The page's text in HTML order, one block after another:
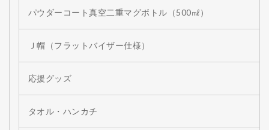
パウダーコート真空二重マグボトル（500㎖）
Ｊ帽（フラットバイザー仕様）
応援グッズ
タオル・ハンカチ